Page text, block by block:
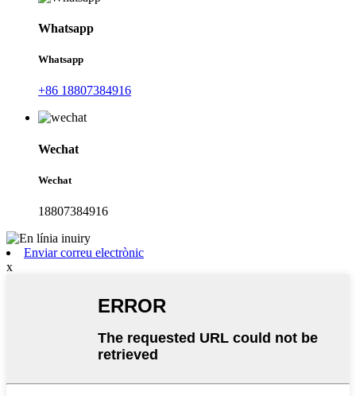
Whatsapp
Whatsapp
+86 18807384916
Wechat
Wechat
18807384916
Enviar correu electrònic
x